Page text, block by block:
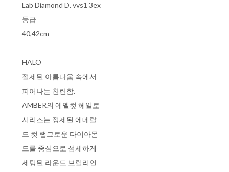
Lab Diamond D. vvs1 3ex
등급
40,42cm
HALO
절제된 아름다움 속에서
피어나는 찬란함.
AMBER의 에멜컷 헤일로
시리즈는 정제된 에메랄
드 컷 랩그로운 다이아몬
드를 중심으로 섬세하게
세팅된 라운드 브릴리언